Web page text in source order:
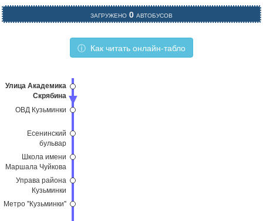
Загружено 0 автобусов
Улица Академика
Скрябина
ОВД Кузьминки
Есенинский
бульвар
Школа имени
Маршала Чуйкова
Управа района
Кузьминки
Метро "Кузьминки"